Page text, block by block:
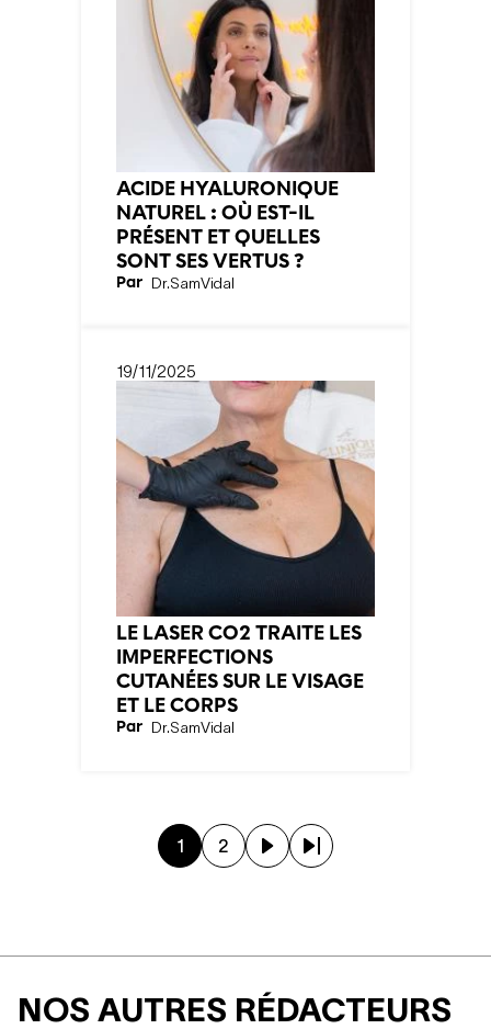
ACIDE HYALURONIQUE
NATUREL : OÙ EST-IL
PRÉSENT ET QUELLES
SONT SES VERTUS ?
Par Dr.SamVidal
19/11/2025
LE LASER CO2 TRAITE LES
IMPERFECTIONS
CUTANÉES SUR LE VISAGE
ET LE CORPS
Par Dr.SamVidal
Page courante
1
Page
2
Page suivante
Dernière page
NOS AUTRES RÉDACTEURS